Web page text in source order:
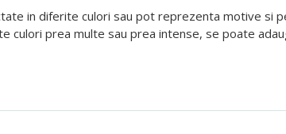
in diferite culori sau pot reprezenta motive si
culori prea multe sau prea intense, se poate